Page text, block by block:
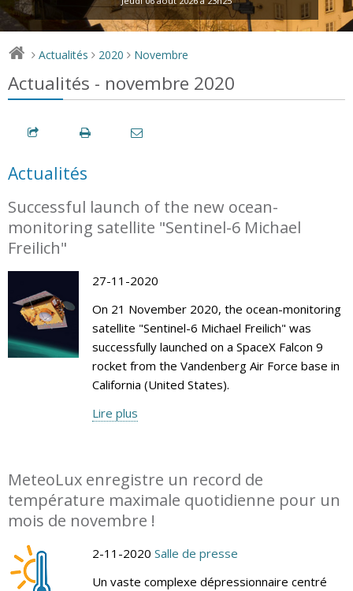
> Actualités > 2020 > Novembre
Actualités - novembre 2020
Actualités
Successful launch of the new ocean-
monitoring satellite "Sentinel-6 Michael
Freilich"
27-11-2020
On 21 November 2020, the ocean-monitoring
satellite "Sentinel-6 Michael Freilich" was
successfully launched on a SpaceX Falcon 9
rocket from the Vandenberg Air Force base in
California (United States).
Lire plus
MeteoLux enregistre un record de
température maximale quotidienne pour un
mois de novembre !
2-11-2020 Salle de presse
Un vaste complexe dépressionnaire centré